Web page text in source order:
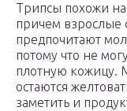
Трипсы похожи
причем взрослые
предпочитают
потому что не
плотную кожицу.
остаются
заметить и